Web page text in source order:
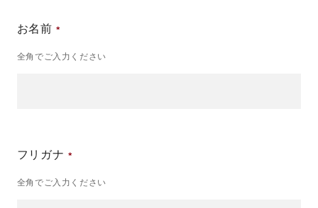
お名前
全角でご入力ください
フリガナ
全角でご入力ください